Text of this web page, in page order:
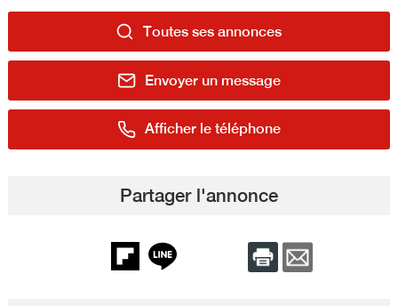
Toutes ses annonces
Envoyer un message
Afficher le téléphone
Partager l'annonce